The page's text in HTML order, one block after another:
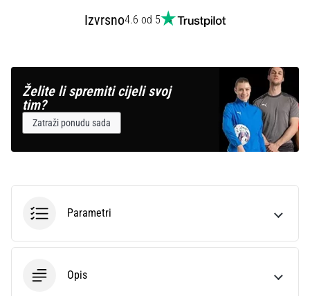
Izvrsno4.6 od 5
Želite li spremiti cijeli svoj
tim?
Zatraži ponudu sada
Parametri
Opis